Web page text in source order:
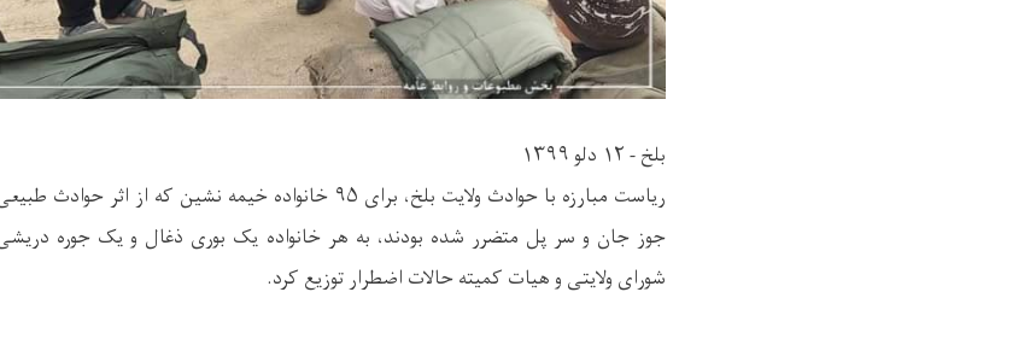
بلخ - ۱۲ دلو ۱۳۹۹
ریاست مبارزه با حوادث ولایت بلخ، برای ۹۵ خانواده‌ خیمه نشین که
جوز جان و سر پل متضرر شده بودند، به هر خانواده یک بوری ذغال و یک جوره دریشی
شورای ولایتی و هیات کمیته حالات اضطرار توزیع کرد.